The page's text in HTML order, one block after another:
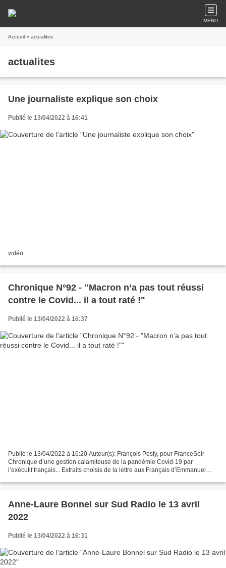
MENU
Accueil » actualites
actualites
Une journaliste explique son choix
Publié le 13/04/2022 à 16:41
vidéo
Chronique N°92 - "Macron n’a pas tout réussi
contre le Covid... il a tout raté !"
Publié le 13/04/2022 à 16:37
Publié le 13/04/2022 à 16:20 Auteur(s): François Pesty, pour FranceSoir
Chronique d’une gestion calamiteuse de la pandémie Covid-19 par
l’exécutif français... Extraits choisis de la lettre aux Français d’Emmanuel
Anne-Laure Bonnel sur Sud Radio le 13 avril
2022
Publié le 13/04/2022 à 16:31